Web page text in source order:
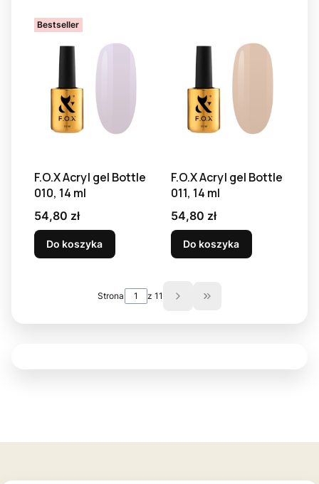
Bestseller
F.O.X Acryl gel Bottle
010, 14 ml
Cena
54,80 zł
Do koszyka
F.O.X Acryl gel Bottle
011, 14 ml
Cena
54,80 zł
Do koszyka
Strona z 11
Przejdź do ostatniej